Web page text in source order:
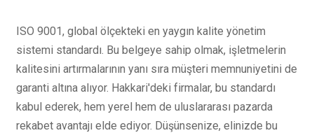
ISO 9001, global ölçekteki en yaygın kalite yönetim
sistemi standardı. Bu belgeye sahip olmak, işletmelerin
kalitesini artırmalarının yanı sıra müşteri memnuniyetini de
garanti altına alıyor. Hakkari'deki firmalar, bu standardı
kabul ederek, hem yerel hem de uluslararası pazarda
rekabet avantajı elde ediyor. Düşünsenize, elinizde bu